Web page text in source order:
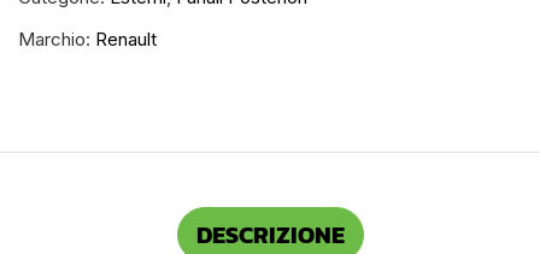
Marchio: Renault
DESCRIZIONE